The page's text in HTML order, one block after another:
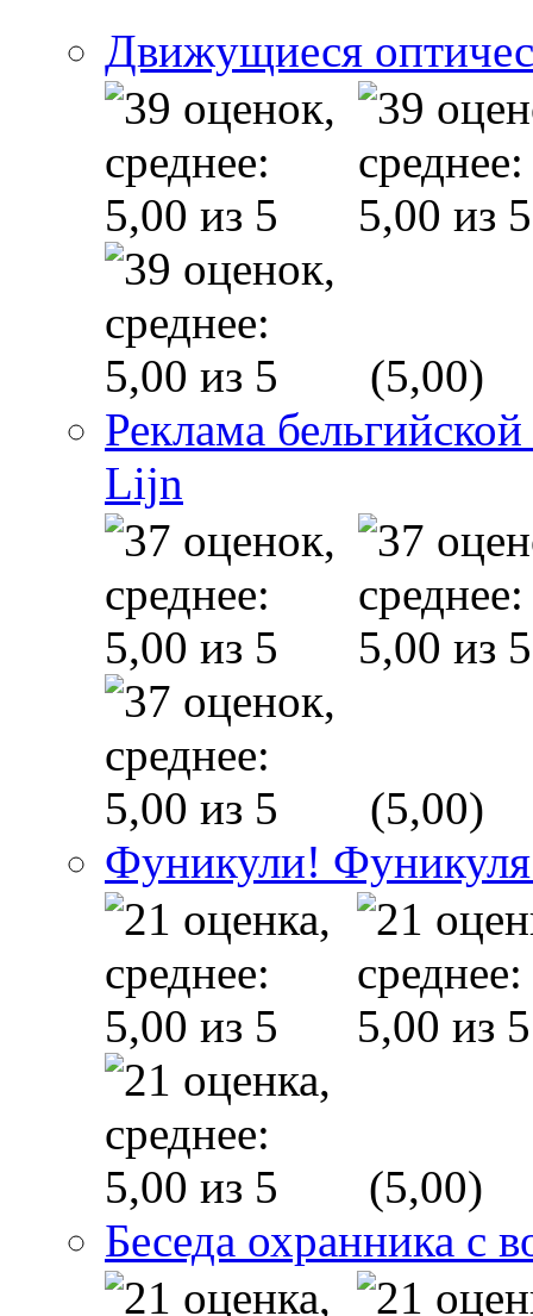
Движущиеся
(5,00)
Реклама
Lijn
(5,00)
Фуникули!
(5,00)
Беседа охранника с